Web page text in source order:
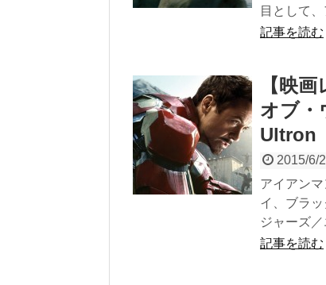
目として
記事を読む
【映
オブ・
Ultron
2015/6/
アイアン
イ、ブラ
ジャーズ
記事を読む